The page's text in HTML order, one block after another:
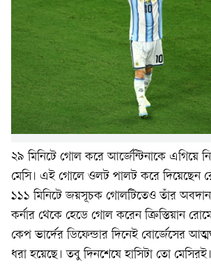
২৯ মিনিটে গোল করে আর্জেন্টিনাকে এগিয়ে
মেসি। এই গোলে ওলট পালট করে দিয়েছেন
১১১ মিনিটে জয়সূচক গোলটিতেও তাঁর অবদান
কর্নার থেকে হেডে গোল করেন ক্রিস্তিয়ান
কেপ ভার্দের ডিফেন্ডার দিনেই বোর্জেসের
ধরা হয়েছে। তবু দিনশেষে হাসিটা তো